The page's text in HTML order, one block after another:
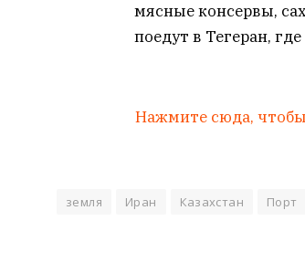
мясные консервы,
поедут в Тегеран,
Нажмите сюда,
земля Иран Казахстан Порт